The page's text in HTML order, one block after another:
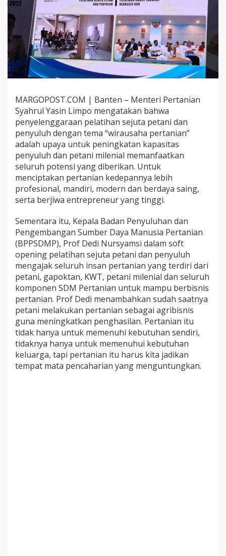
P
E
N
G
E
M
B
A
N
S
U
M
B
E
R
D
A
Y
A
M
N
U
S
A
P
E
R
T
N
I
A
N
(
B
P
MARGOPOST.COM | Banten – Menteri Pertanian
Syahrul Yasin Limpo mengatakan bahwa
penyelenggaraan pelatihan sejuta petani dan
penyuluh dengan tema “wirausaha pertanian”
adalah upaya untuk peningkatan kapasitas
penyuluh dan petani milenial memanfaatkan
seluruh potensi yang diberikan. Untuk
menciptakan pertanian kedepannya lebih
profesional, mandiri, modern dan berdaya saing,
serta berjiwa entrepreneur yang tinggi.
Sementara itu, Kepala Badan Penyuluhan dan
Pengembangan Sumber Daya Manusia Pertanian
(BPPSDMP), Prof Dedi Nursyamsi dalam soft
opening pelatihan sejuta petani dan penyuluh
mengajak seluruh insan pertanian yang terdiri dari
petani, gapoktan, KWT, petani milenial dan seluruh
komponen SDM Pertanian untuk mampu berbisnis
pertanian. Prof Dedi menambahkan sudah saatnya
petani melakukan pertanian sebagai agribisnis
guna meningkatkan penghasilan. Pertanian itu
tidak hanya untuk memenuhi kebutuhan sendiri,
tidaknya hanya untuk memenuhui kebutuhan
keluarga, tapi pertanian itu harus kita jadikan
tempat mata pencaharian yang menguntungkan.